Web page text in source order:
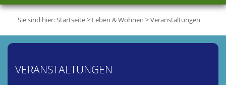
Sie sind hier:Startseite> Leben & Wohnen >Veranstaltungen
VERANSTALTUNGEN